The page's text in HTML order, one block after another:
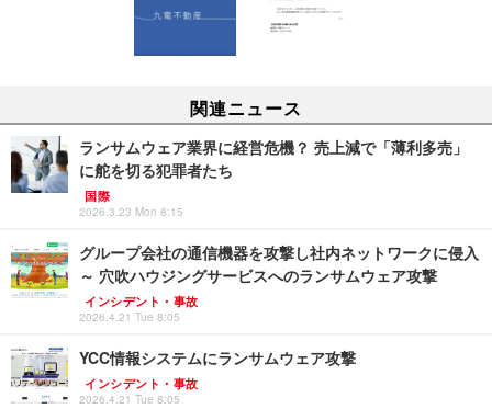
関連ニュース
ランサムウェア業界に経営危機？ 売上減で「薄利多売」
に舵を切る犯罪者たち
国際
2026.3.23 Mon 8:15
グループ会社の通信機器を攻撃し社内ネットワークに侵入
～ 穴吹ハウジングサービスへのランサムウェア攻撃
インシデント・事故
2026.4.21 Tue 8:05
YCC情報システムにランサムウェア攻撃
インシデント・事故
2026.4.21 Tue 8:05